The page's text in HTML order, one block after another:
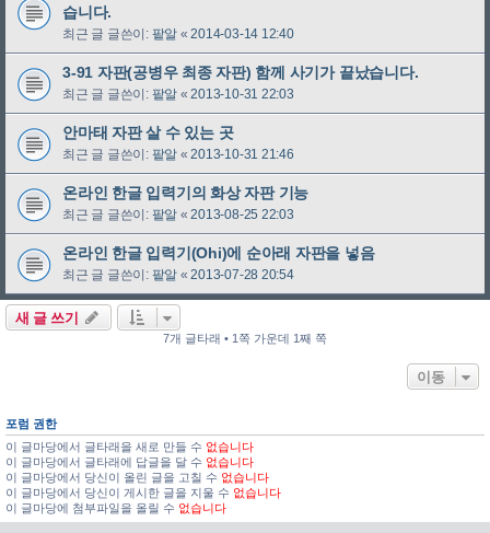
습니다.
최근 글 글쓴이: 팥알 «2014-03-14 12:40
3-91 자판(공병우 최종 자판) 함께 사기가 끝났습니다.
최근 글 글쓴이: 팥알 «2013-10-31 22:03
안마태 자판 살 수 있는 곳
최근 글 글쓴이: 팥알 «2013-10-31 21:46
온라인 한글 입력기의 화상 자판 기능
최근 글 글쓴이: 팥알 «2013-08-25 22:03
온라인 한글 입력기(Ohi)에 순아래 자판을 넣음
최근 글 글쓴이: 팥알 «2013-07-28 20:54
새 글 쓰기
7개 글타래 • 1쪽 가운데 1째 쪽
이동
포럼 권한
이 글마당에서 글타래을 새로 만들 수 없습니다
이 글마당에서 글타래에 답글을 달 수 없습니다
이 글마당에서 당신이 올린 글을 고칠 수 없습니다
이 글마당에서 당신이 게시한 글을 지울 수 없습니다
이 글마당에 첨부파일을 올릴 수 없습니다